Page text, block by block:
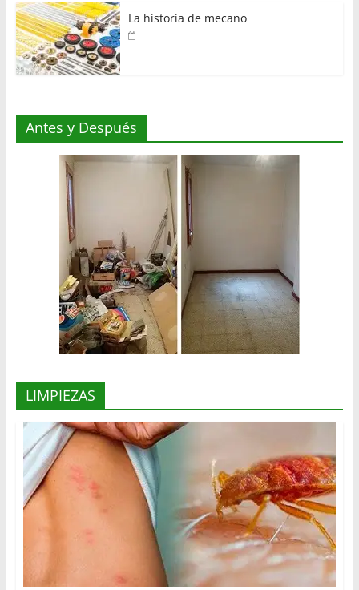
La historia de mecano
Antes y Después
LIMPIEZAS